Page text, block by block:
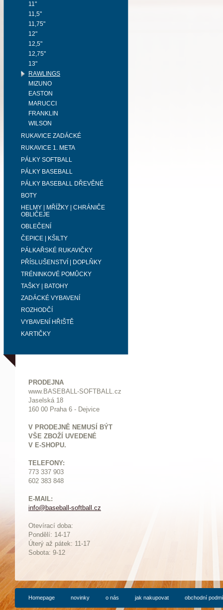
11"
11,5"
11,75"
12"
12,5"
12,75"
13"
RAWLINGS
MIZUNO
EASTON
MARUCCI
FRANKLIN
WILSON
RUKAVICE ZADÁCKÉ
RUKAVICE 1. META
PÁLKY SOFTBALL
PÁLKY BASEBALL
PÁLKY BASEBALL DŘEVĚNÉ
BOTY
HELMY | MŘÍŽKY | CHRÁNIČE
OBLIČEJE
OBLEČENÍ
ČEPICE | KŠILTY
PÁLKAŘSKÉ RUKAVIČKY
PŘÍSLUŠENSTVÍ | DOPLŇKY
TRÉNINKOVÉ POMŮCKY
TAŠKY | BATOHY
ZADÁCKÉ VYBAVENÍ
ROZHODČÍ
VYBAVENÍ HŘIŠTĚ
KARTIČKY
PRODEJNA
www.BASEBALL-SOFTBALL.cz
Jaselská 18
160 00 Praha 6 - Dejvice
V PRODEJNĚ NEMUSÍ BÝT
VŠE ZBOŽÍ UVEDENÉ
V E-SHOPU.
TELEFONY:
773 337 903
602 383 848
E-MAIL:
info@baseball-softball.cz
Otevírací doba:
Pondělí: 14-17
Úterý až pátek: 11-17
Sobota: 9-12
Homepage novinky o nás jak nakupovat obchodní